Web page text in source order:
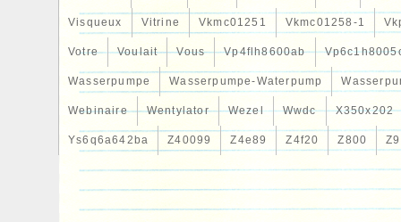
Visqueux Vitrine Vkmc01251 Vkmc01258-1
Votre Voulait Vous Vp4flh8600ab
Wasserpumpe Wasserpumpe-Waterpump
Webinaire Wentylator Wezel Wwdc X350x202
Ys6q6a642ba Z40099 Z4e89 Z4f20 Z800